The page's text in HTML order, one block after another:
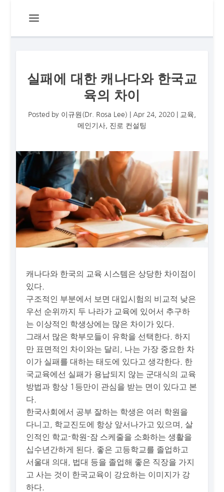
실패에 대한 캐나다와 한국교
육의 차이
Posted by 이규원(Dr. Rosa Lee) Apr 24, 2020| 교육
메인기사, 진로 컨설팅
캐나다와 한국의 교육 시스템은 상당한 차이점이
있다.
구조적인 부분에서 보면 대입시험의 비교적 낮은
우선 순위까지 두 나라가 교육에 있어서 추구하
는 이상적인 학생상에는 많은 차이가 있다.
그래서 많은 학부모들이 유학을 선택한다. 하지
만 표면적인 차이와는 달리, 나는 가장 중요한 차
이가 실패를 대하는 태도에 있다고 생각한다. 한
국교육에선 실패가 용납되지 않는 군대식의 교육
방법과 항상 1등만이 관심을 받는 면이 있다고 본
다.
한국사회에서 공부 잘하는 학생은 여러 학원을
다니고, 학교진도에 항상 앞서나가고 있으며, 살
인적인 학교-학원-잠 스케줄을 소화하는 생활을
십수년간하게 된다. 좋은 고등학교를 졸업하고
서울대 의대, 법대 등을 졸업해 좋은 직장을 가지
고 사는 것이 한국교육이 강요하는 이미지가 강
하다.